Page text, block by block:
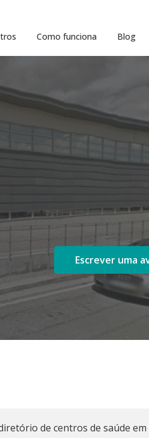
Como funciona Blog
Escrever uma
de centros de saúde